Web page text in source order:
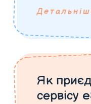
Як
сервісу